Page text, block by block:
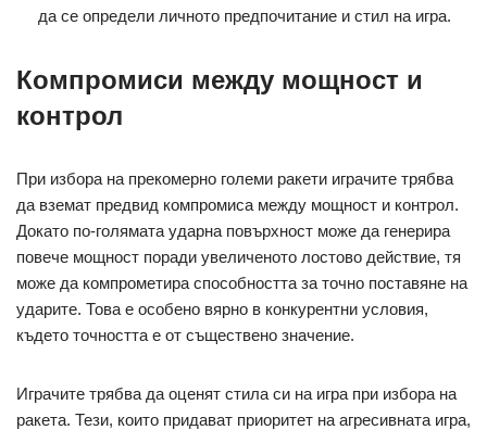
да се определи личното предпочитание и стил на игра.
Компромиси между мощност и
контрол
При избора на прекомерно големи ракети играчите трябва
да вземат предвид компромиса между мощност и контрол.
Докато по-голямата ударна повърхност може да генерира
повече мощност поради увеличеното лостово действие, тя
може да компрометира способността за точно поставяне на
ударите. Това е особено вярно в конкурентни условия,
където точността е от съществено значение.
Играчите трябва да оценят стила си на игра при избора на
ракета. Тези, които придават приоритет на агресивната игра,